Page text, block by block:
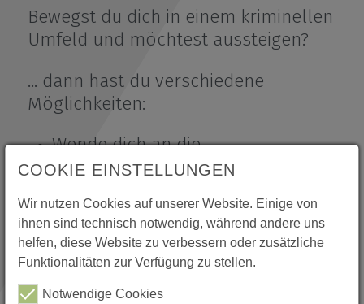
uns
Bewegst du dich in einem kriminellen
Umfeld und möchtest aussteigen?
... dann hast du verschiedene
Möglichkeiten:
Wende dich an die
Schulsozialarbeit deiner Schule
Du kannst dich auch an
dasJugendamt des
Salzlandkreises
wenden
COOKIE EINSTELLUNGEN
Wir nutzen Cookies auf unserer Website. Einige von
ihnen sind technisch notwendig, während andere uns
helfen, diese Website zu verbessern oder zusätzliche
Funktionalitäten zur Verfügung zu stellen.
Notwendige Cookies